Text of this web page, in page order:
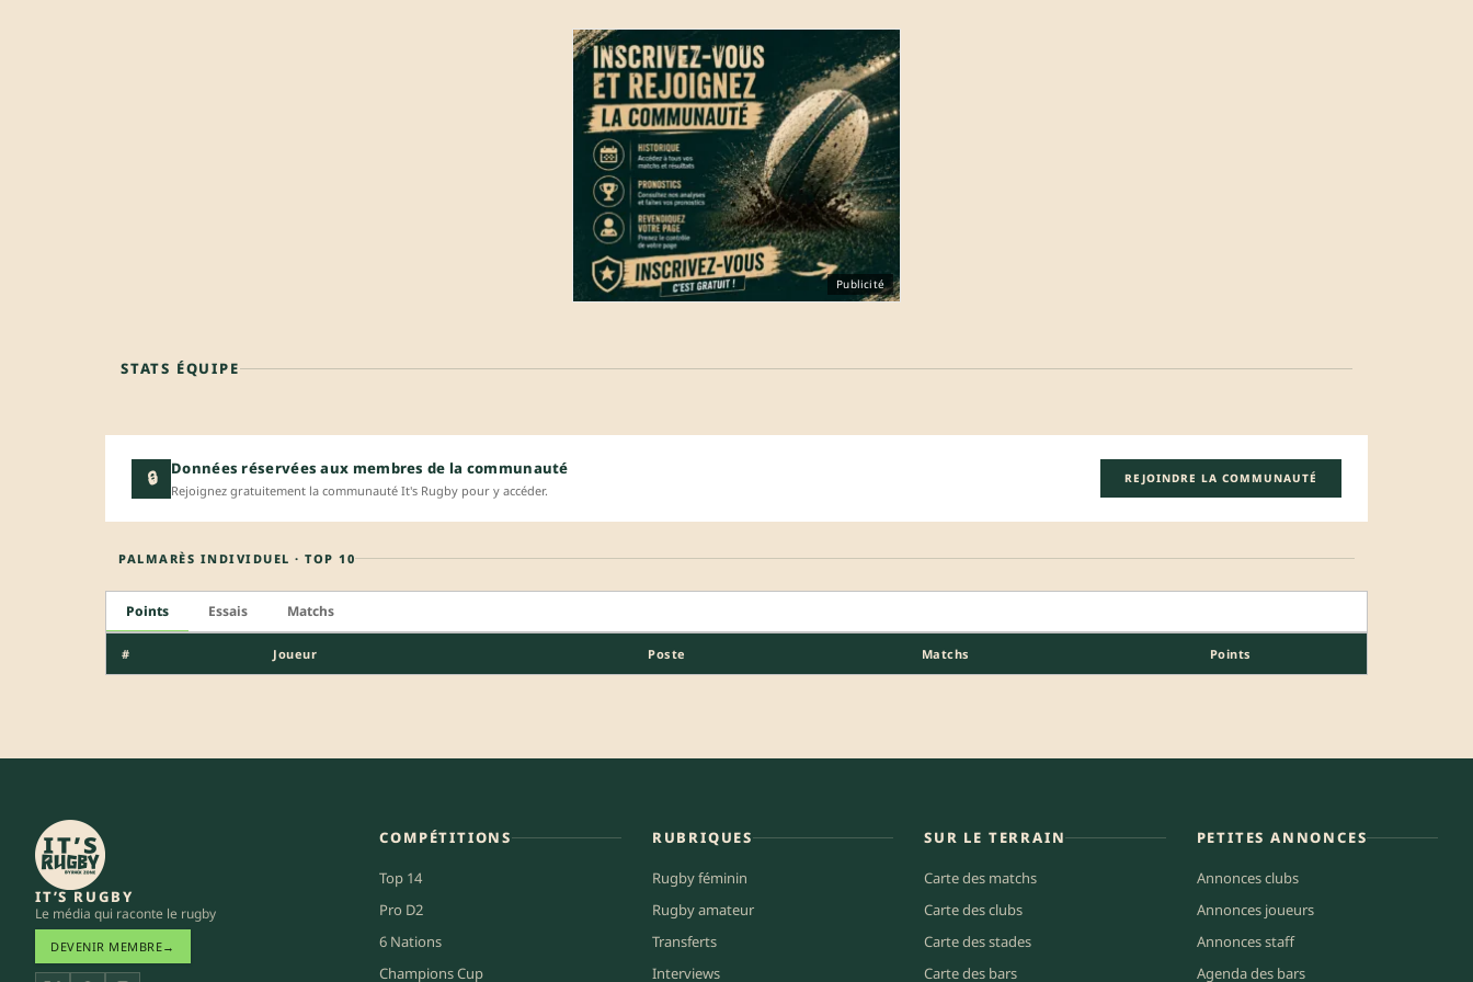
Publicité
STATS ÉQUIPE
🔒 Données réservées aux membres de la communauté
Rejoignez gratuitement la communauté It's Rugby pour y accéder.
REJOINDRE LA COMMUNAUTÉ
PALMARÈS INDIVIDUEL · TOP 10
Points Essais Matchs
# Joueur Poste Matchs Points
IT’S RUGBY
Le média qui raconte le rugby
DEVENIR MEMBRE→
COMPÉTITIONS
Top 14
Pro D2
6 Nations
Champions Cup
RUBRIQUES
Rugby féminin
Rugby amateur
Transferts
Interviews
SUR LE TERRAIN
Carte des matchs
Carte des clubs
Carte des stades
Carte des bars
PETITES ANNONCES
Annonces clubs
Annonces joueurs
Annonces staff
Agenda des bars